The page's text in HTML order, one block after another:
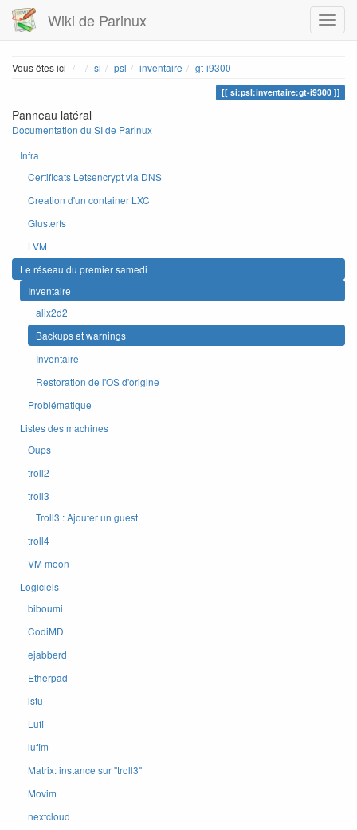
Wiki de Parinux
Vous êtes ici Home
si psl inventaire gt-i9300
si:psl:inventaire:gt-i9300
Panneau latéral
Documentation du SI de Parinux
Infra
Certificats Letsencrypt via DNS
Creation d'un container LXC
Glusterfs
LVM
Le réseau du premier samedi
Inventaire
alix2d2
Backups et warnings
Inventaire
Restoration de l'OS d'origine
Problématique
Listes des machines
Oups
troll2
troll3
Troll3 : Ajouter un guest
troll4
VM moon
Logiciels
biboumi
CodiMD
ejabberd
Etherpad
lstu
Lufi
lufim
Matrix: instance sur ''troll3''
Movim
nextcloud